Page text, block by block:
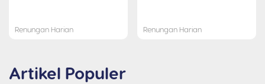
Renungan Harian Renungan Harian
Artikel Populer